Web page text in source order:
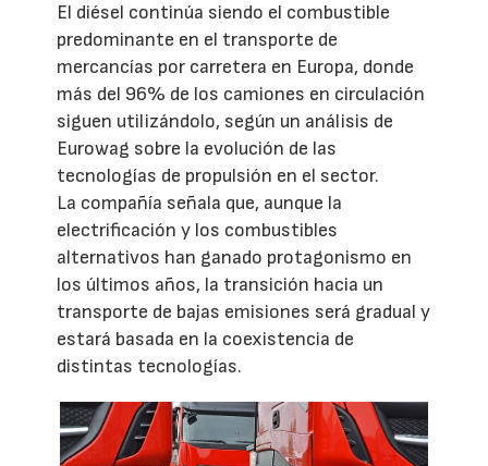
El diésel continúa siendo el combustible
predominante en el transporte de
mercancías por carretera en Europa, donde
más del 96% de los camiones en circulación
siguen utilizándolo, según un análisis de
Eurowag sobre la evolución de las
tecnologías de propulsión en el sector.
La compañía señala que, aunque la
electrificación y los combustibles
alternativos han ganado protagonismo en
los últimos años, la transición hacia un
transporte de bajas emisiones será gradual y
estará basada en la coexistencia de
distintas tecnologías.